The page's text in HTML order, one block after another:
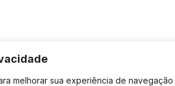
melhorar sua experiência de